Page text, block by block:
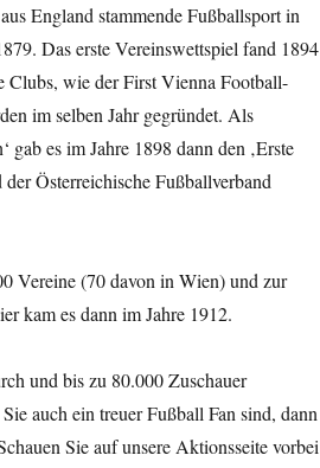
England stammende Fußballsport in
Das erste Vereinswettspiel fand 1894
Clubs, wie der First Vienna Football-
im selben Jahr gegründet. Als
es im Jahre 1898 dann den ‚Erste
Österreichische Fußballverband
Vereine (70 davon in Wien) und zur
kam es dann im Jahre 1912.
und bis zu 80.000 Zuschauer
auch ein treuer Fußball Fan sind, dann
Sie auf unsere Aktionsseite vorbei